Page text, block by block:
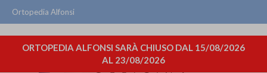
Ortopedia Alfonsi
ORTOPEDIA ALFONSI SARÀ CHIUSO DAL 15/08/2026
AL 23/08/2026